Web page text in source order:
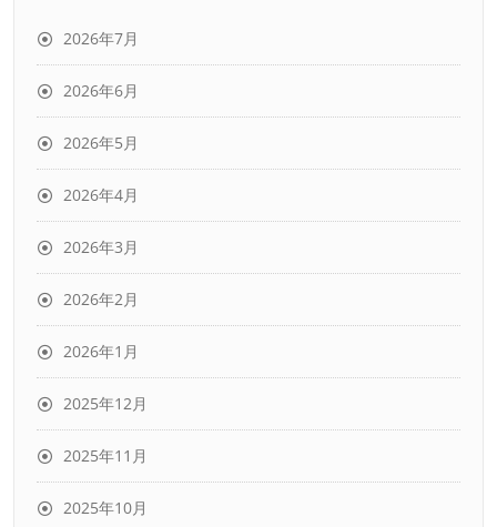
2026年7月
2026年6月
2026年5月
2026年4月
2026年3月
2026年2月
2026年1月
2025年12月
2025年11月
2025年10月